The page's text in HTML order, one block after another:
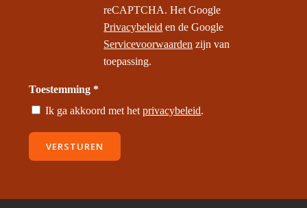
reCAPTCHA. Het Google
Privacybeleid en de Google
Servicevoorwaarden zijn van
toepassing.
Toestemming *
Ik ga akkoord met hetprivacybeleid.
VERSTUREN